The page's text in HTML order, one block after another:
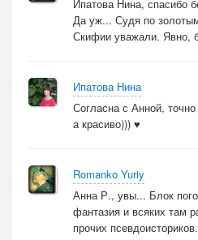
Ипатова Нина, спасибо
Да уж... Судя по
Скифии уважали. Явно,
Ипатова Нина
Согласна с Анной, точно
а красиво))) ♥
Romanko Yuriy
Анна Р., увы... Блок
фантазия и всяких там
прочих